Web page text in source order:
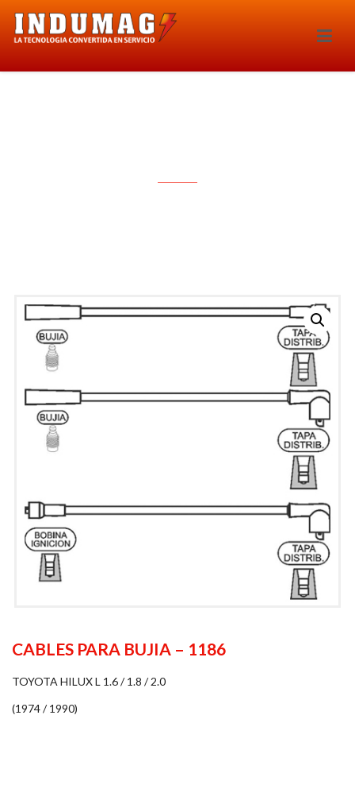
CABLES PARA BUJIA – 1186
TOYOTA HILUX L 1.6 / 1.8 / 2.0
(1974 / 1990)